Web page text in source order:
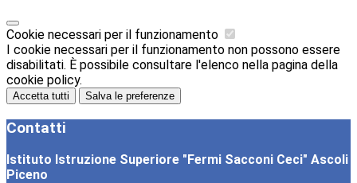
Cookie necessari per il funzionamento
I cookie necessari per il funzionamento non possono essere
disabilitati. È possibile consultare l'elenco nella pagina della
cookie policy.
Accetta tutti Salva le preferenze
Contatti
Istituto Istruzione Superiore "Fermi Sacconi Ceci" Ascoli
Piceno